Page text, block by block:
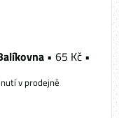
• 65 Kč •
v prodejně